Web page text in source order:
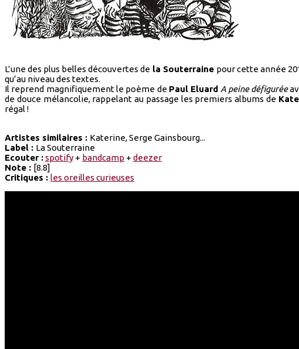
L’une des plus belles découvertes de la Souterraine pour cette année
qu’au niveau des textes.
Il reprend magnifiquement le poème de Paul Eluard A peine défigurée
de douce mélancolie, rappelant au passage les premiers albums de
régal !
Artistes similaires : Katerine, Serge Gainsbourg...
Label : La Souterraine
Ecouter :spotify + bandcamp + deezer
Note : [8.8]
Critiques : les oreilles curieuses